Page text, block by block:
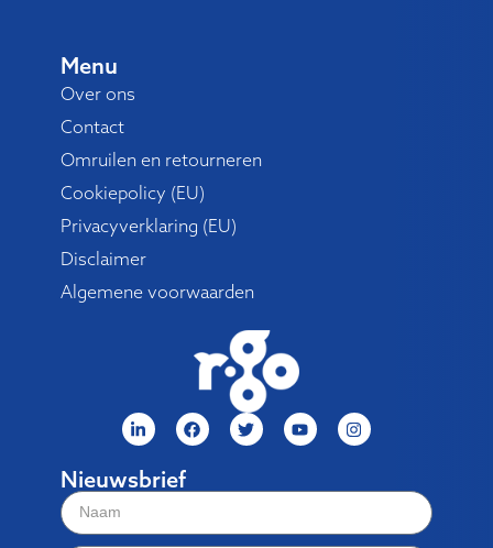
Menu
Over ons
Contact
Omruilen en retourneren
Cookiepolicy (EU)
Privacyverklaring (EU)
Disclaimer
Algemene voorwaarden
Nieuwsbrief